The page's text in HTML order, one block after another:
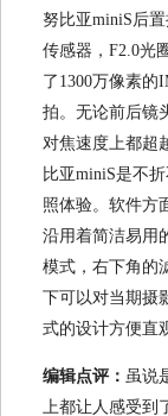
努比亚miniS后
传感器，F2.0光
了1300万像素的
拍。无论前后镜
对焦速度上都超
比亚miniS是不
照体验。软件方
沿用着简洁易用
模式，右下角的
下可以对当期摄
式的设计方便直
编辑点评： 虽说
上都让人感受